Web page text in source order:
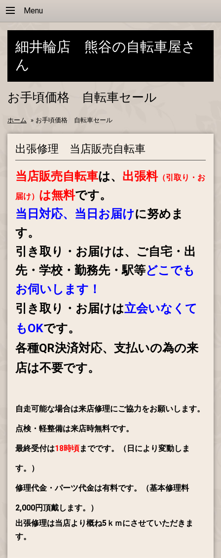
Menu
細井輪店 熊谷の自転車屋さ
ん
お手頃価格 自転車セール
ホーム » お手頃価格 自転車セール
出張修理 当店販売自転車
当店販売自転車は、 出張料（引取り・お
届け） は無料です。
当日対応、当日お届けに努めま
す。
引き取り・お届けは、ご自宅・出
先・学校・勤務先・駅等どこでも
お伺いします！
引き取り・お届けは立会いなくて
もOKです。
各種QR決済対応、支払いの為の来
店は不要です。
自走可能な場合は来店修理にご協力をお願いします。
点検・軽整備は来店時無料です。
最終受付は18時頃までです。（日により変動しま
す。）
修理代金・パーツ代金は有料です。 （基本修理料
2,000円頂戴します。）
出張修理は当店より概ね5ｋｍにさせていただきま
す。